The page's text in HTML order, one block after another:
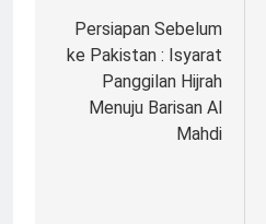
pos
Persiapan Sebelum
ke Pakistan : Isyarat
Panggilan Hijrah
Menuju Barisan Al
Mahdi